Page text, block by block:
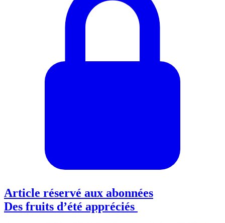
Article réservé aux abonnées
Des fruits d’été appréciés